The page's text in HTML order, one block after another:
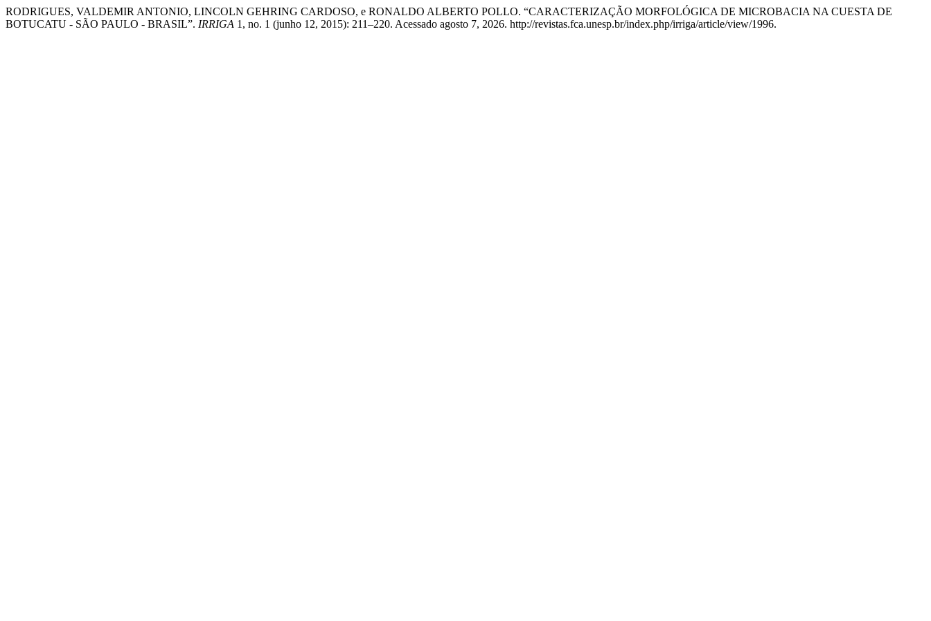
RODRIGUES, VALDEMIR ANTONIO, LINCOLN GEHRING CARDOSO, e RONALDO ALBERTO POLLO. “CARACTERIZAÇÃO MORFOLÓGICA DE MICROBACIA NA CUESTA DE
BOTUCATU - SÃO PAULO - BRASIL”. IRRIGA 1, no. 1 (junho 12, 2015): 211–220. Acessado agosto 7, 2026. http://revistas.fca.unesp.br/index.php/irriga/article/view/1996.